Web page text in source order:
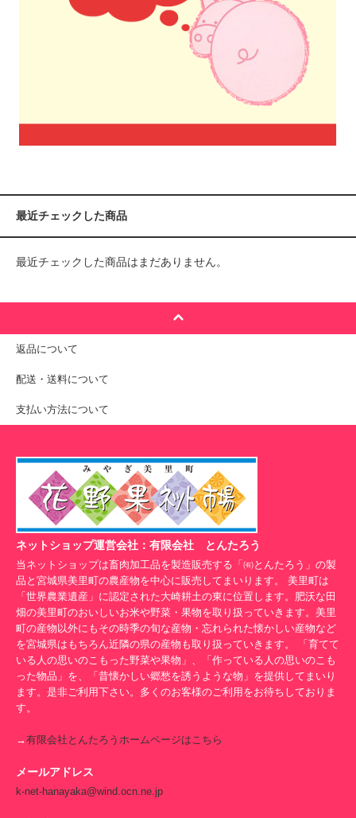
最近チェックした商品
最近チェックした商品はまだありません。
返品について
配送・送料について
支払い方法について
ネットショップ運営会社：有限会社 とんたろう
当ネットショップは畜肉加工品を製造販売する「㈲とんたろう」の製
品と宮城県美里町の農産物を中心に販売してまいります。 美里町は
「世界農業遺産」に認定された大崎耕土の東に位置します。肥沃な田
畑の美里町のおいしいお米や野菜・果物を取り扱っていきます。美里
町の産物以外にもその時季の旬な産物・忘れられた懐かしい産物など
を宮城県はもちろん近隣の県の産物も取り扱っていきます。 「育てて
いる人の思いのこもった野菜や果物」、「作っている人の思いのこも
った物品」を、「昔懐かしい郷愁を誘うような物」を提供してまいり
ます。是非ご利用下さい。多くのお客様のご利用をお待ちしておりま
す。
→有限会社とんたろうホームページはこちら
メールアドレス
k-net-hanayaka@wind.ocn.ne.jp